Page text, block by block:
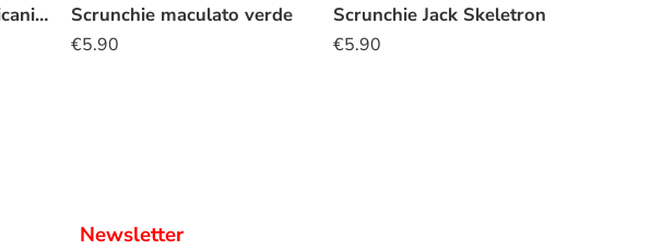
Scrunchie teschi messicani colorati Scrunchie maculato verde
€5.90
Scrunchie Jack Skeletron
€5.90
Newsletter